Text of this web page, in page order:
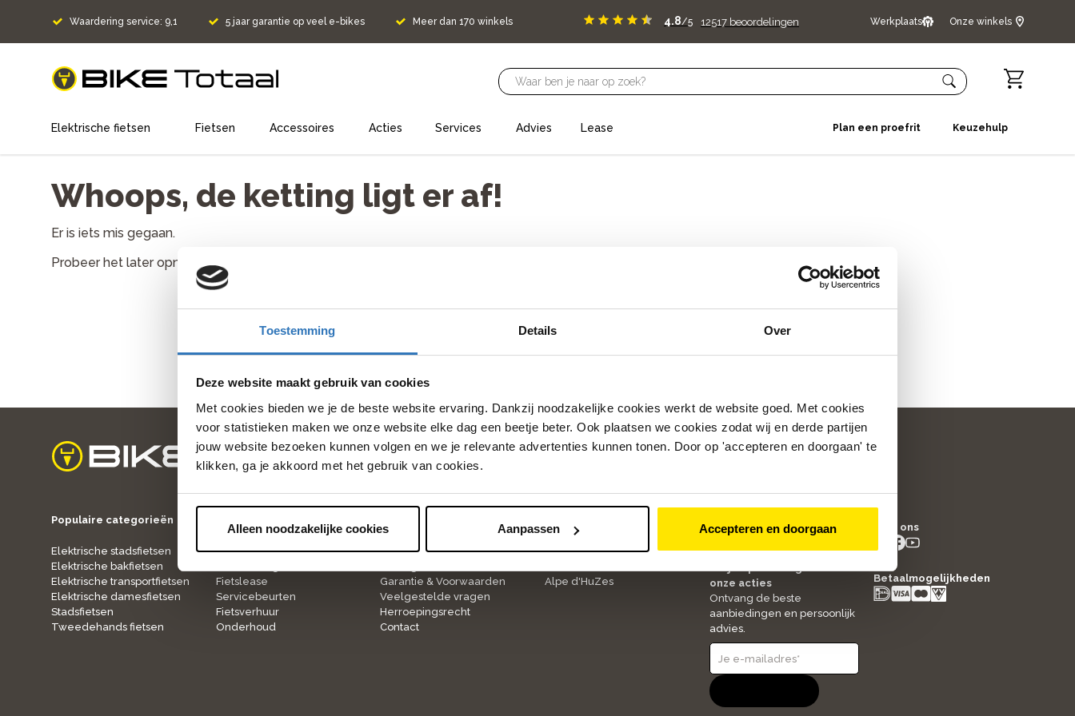
Toestemming Details Over
Deze website maakt gebruik van cookies
Met cookies bieden we je de beste website ervaring. Dankzij noodzakelijke cookies werkt de website goed. Met cookies
voor statistieken maken we onze website elke dag een beetje beter. Ook plaatsen we cookies zodat wij en derde partijen
jouw website bezoeken kunnen volgen en we je relevante advertenties kunnen tonen. Door op 'accepteren en doorgaan' te
klikken, ga je akkoord met het gebruik van cookies.
Alleen noodzakelijke cookies Aanpassen Accepteren en doorgaan
Waardering service: 9,1 5 jaar garantie op veel e-bikes Meer dan 170 winkels 4.8/5 12517 beoordelingen Werkplaats Onze winkels
home
Elektrische fietsen Fietsen Accessoires Acties Services Advies Lease Plan een proefrit Keuzehulp
Whoops, de ketting ligt er af!
Er is iets mis gegaan.
Probeer het later opnieuw. Als het probleem aanhoud neem dan contact met ons op.
home
Populaire categorieën
Elektrische stadsfietsen
Elektrische bakfietsen
Elektrische transportfietsen
Elektrische damesfietsen
Stadsfietsen
Tweedehands fietsen
Fietspaspoort
Fietslease
Servicebeurten
Fietsverhuur
Onderhoud
Bestellen & Betalen
Garantie & Voorwaarden
Veelgestelde vragen
Herroepingsrecht
Contact
Onze winkels
Alpe d'HuZes
4.8
12517
Altijd op de hoogte van
onze acties
Ontvang de beste
aanbiedingen en persoonlijk
advies.
Volg ons
instagram
facebook
Betaalmogelijkheden